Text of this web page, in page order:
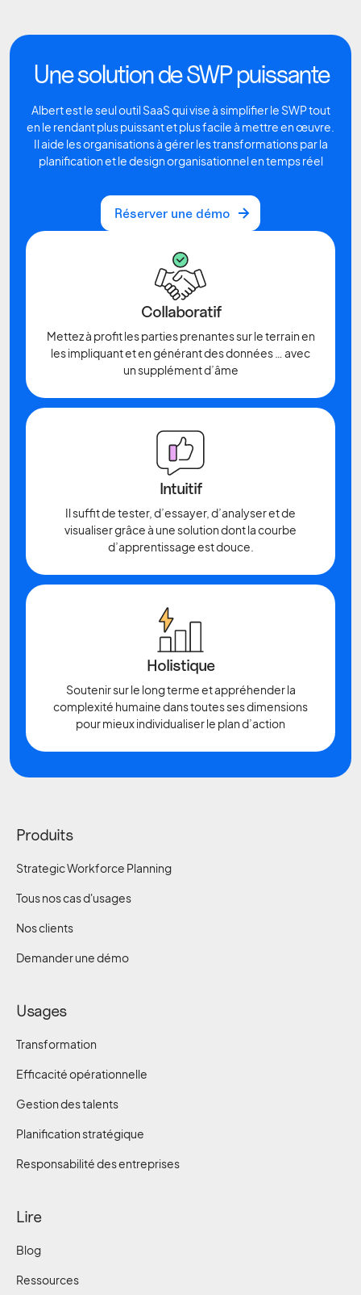
Une solution de SWP puissante
Albert est le seul outil SaaS qui vise à simplifier le SWP tout
en le rendant plus puissant et plus facile à mettre en œuvre.
Il aide les organisations à gérer les transformations par la
planification et le design organisationnel en temps réel
Réserver une démo
Collaboratif
Mettez à profit les parties prenantes sur le terrain en
les impliquant et en générant des données … avec
un supplément d’âme
Intuitif
Il suffit de tester, d’essayer, d’analyser et de
visualiser grâce à une solution dont la courbe
d’apprentissage est douce.
Holistique
Soutenir sur le long terme et appréhender la
complexité humaine dans toutes ses dimensions
pour mieux individualiser le plan d’action
Produits
Strategic Workforce Planning
Tous nos cas d'usages
Nos clients
Demander une démo
Usages
Transformation
Efficacité opérationnelle
Gestion des talents
Planification stratégique
Responsabilité des entreprises
Lire
Blog
Ressources